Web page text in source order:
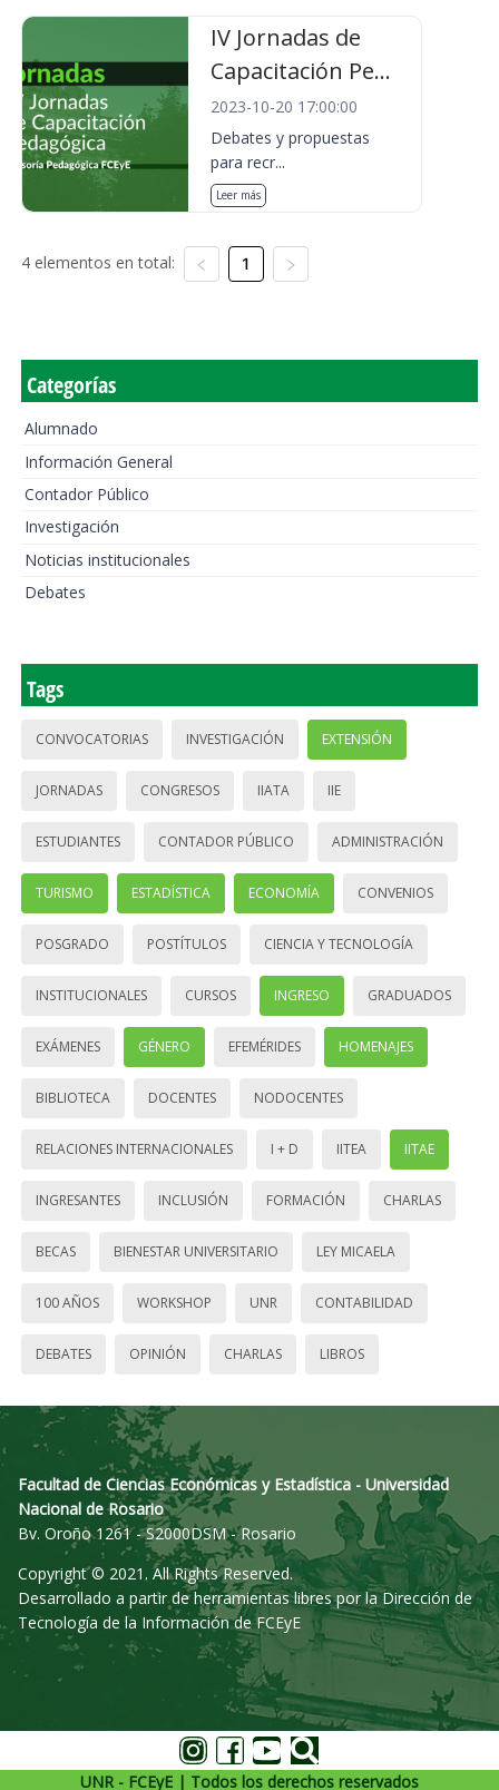
IV Jornadas de
Capacitación Pe...
2023-10-20 17:00:00
Debates y propuestas
para recr...
Leer más
4 elementos en total: 1
Categorías
Alumnado
Información General
Contador Público
Investigación
Noticias institucionales
Debates
Tags
CONVOCATORIAS INVESTIGACIÓN EXTENSIÓN
JORNADAS CONGRESOS IIATA IIE
ESTUDIANTES CONTADOR PÚBLICO ADMINISTRACIÓN
TURISMO ESTADÍSTICA ECONOMÍA CONVENIOS
POSGRADO POSTÍTULOS CIENCIA Y TECNOLOGÍA
INSTITUCIONALES CURSOS INGRESO GRADUADOS
EXÁMENES GÉNERO EFEMÉRIDES HOMENAJES
BIBLIOTECA DOCENTES NODOCENTES
RELACIONES INTERNACIONALES I + D IITEA IITAE
INGRESANTES INCLUSIÓN FORMACIÓN CHARLAS
BECAS BIENESTAR UNIVERSITARIO LEY MICAELA
100 AÑOS WORKSHOP UNR CONTABILIDAD
DEBATES OPINIÓN CHARLAS LIBROS
Facultad de Ciencias Económicas y Estadística - Universidad
Nacional de Rosario
Bv. Oroño 1261 - S2000DSM - Rosario
Copyright © 2021. All Rights Reserved.
Desarrollado a partir de herramientas libres por la Dirección de
Tecnología de la Información de FCEyE
UNR - FCEyE | Todos los derechos reservados